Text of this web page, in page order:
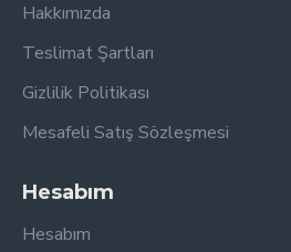
Hakkımızda
Teslimat Şartları
Gizlilik Politikası
Mesafeli Satış Sözleşmesi
Hesabım
Hesabım